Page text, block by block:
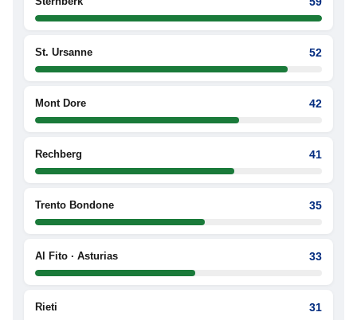
St. Ursanne 52
Mont Dore 42
Rechberg 41
Trento Bondone 35
Al Fito · Asturias 33
Rieti 31